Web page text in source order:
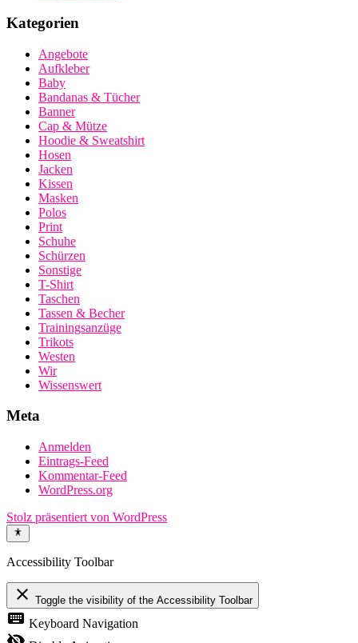
Kategorien
Angebote
Aufkleber
Baby
Bandanas & Tücher
Banner
Cap & Mütze
Hoodie & Sweatshirt
Hosen
Jacken
Kissen
Masken
Polos
Print
Schuhe
Schürzen
Sonstige
T-Shirt
Taschen
Tassen & Becher
Trainingsanzüge
Trikots
Westen
Wir
Wissenswert
Meta
Anmelden
Eintrags-Feed
Kommentar-Feed
WordPress.org
Stolz präsentiert von WordPress
Accessibility Toolbar
close Toggle the visibility of the Accessibility Toolbar
keyboard Keyboard Navigation